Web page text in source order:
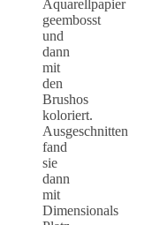
Aquarellpapier
geembosst
und
dann
mit
den
Brushos
koloriert.
Ausgeschnitten
fand
sie
dann
mit
Dimensionals